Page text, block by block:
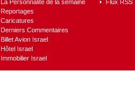
La Personnalité de la semaine
Reportages
Caricatures
Derniers Commentaires
Billet Avion Israel
Hôtel Israel
Immobilier Israel
Flux RSS